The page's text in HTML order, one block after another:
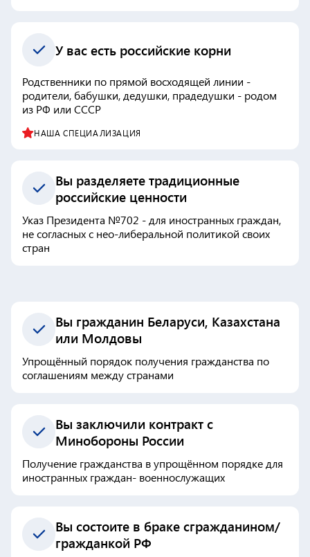
У вас есть российские корни
Родственники по прямой восходящей линии -
родители, бабушки, дедушки, прадедушки - родом
из РФ или СССР
НАША СПЕЦИАЛИЗАЦИЯ
Вы разделяете традиционные
российские ценности
Указ Президента №702 - для иностранных граждан,
не согласных с нео-либеральной политикой своих
стран
Вы гражданин Беларуси, Казахстана
или Молдовы
Упрощённый порядок получения гражданства по
соглашениям между странами
Вы заключили контракт с
Минобороны России
Получение гражданства в упрощённом порядке для
иностранных граждан- военнослужащих
Вы состоите в браке сгражданином/
гражданкой РФ